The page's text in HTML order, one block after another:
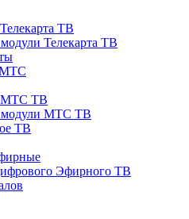
ТВ
Телекарта ТВ
МТС
МТС ТВ
модули МТС ТВ
ТВ
Эфирного ТВ